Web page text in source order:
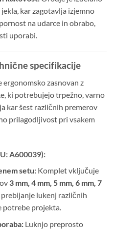
kar zagotavlja izjemno
na udarce in obrabo,
uporabi.
specifikacije
zasnovan z
ki potrebujejo trpežno, varno
kar šest različnih premerov
prilagodljivost pri vsakem
A600039):
setu:Komplet vključuje
3 mm, 4 mm, 5 mm, 6 mm, 7
prebijanje lukenj različnih
projekta.
Luknjo preprosto